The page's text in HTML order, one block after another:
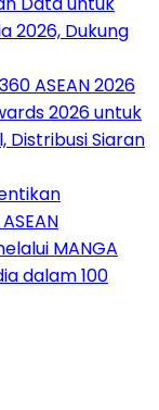
2026, Dukung
ASEAN 2026
2026 untuk
Distribusi Siaran
MANGA
dalam 100